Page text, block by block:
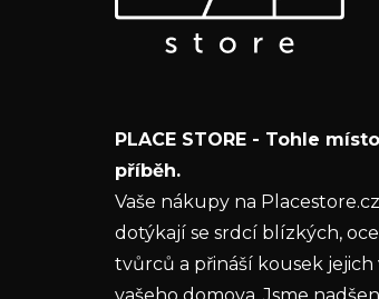
Vložte svůj e-mail a my vám
informace o nových produktech
Vložením e-mailu souhlasíte s
ochrany osobních údajů
PŘIHLÁSIT SE
PLACE STORE - Tohle
příběh.
Vaše nákupy na
dotýkají se srdcí blízkých,
tvůrců a přináší kousek jejich